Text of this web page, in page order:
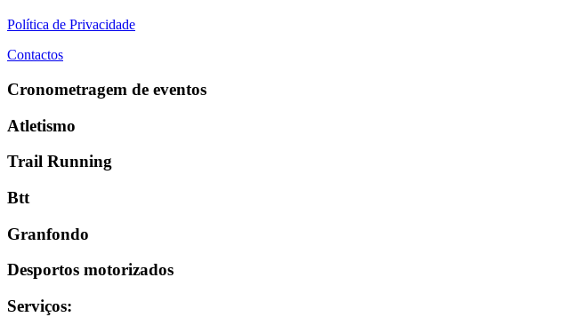
Política de Privacidade
Contactos
Cronometragem de eventos
Atletismo
Trail Running
Btt
Granfondo
Desportos motorizados
Serviços: